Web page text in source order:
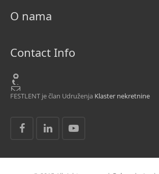
O nama
Contact Info
FESTLENT je član Udruženja Klaster nekretnine